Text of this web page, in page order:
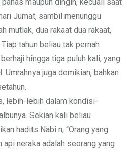
Jumat, sambil menunggu
mutlak, dua rakaat dua rakaat,
tahun beliau tak pernah
hingga tiga puluh kali, yang
Umrahnya juga demikian, bahkan
lebih-lebih dalam kondisi-
Sekian kali beliau
hadits Nabi n, “Orang yang
neraka adalah seorang yang